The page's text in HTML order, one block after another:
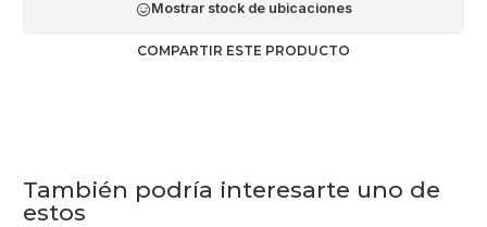
Mostrar stock de ubicaciones
COMPARTIR ESTE PRODUCTO
También podría interesarte uno de
estos